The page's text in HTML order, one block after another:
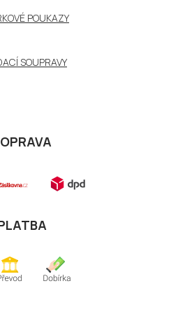
POUKAZY
SOUPRAVY